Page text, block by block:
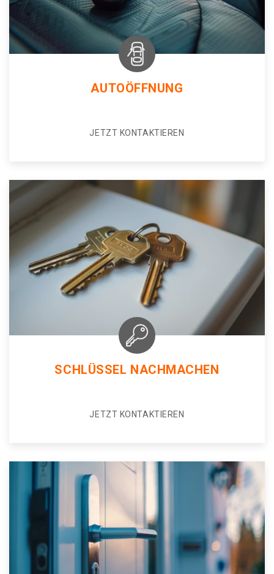
AUTOÖFFNUNG
JETZT KONTAKTIEREN
SCHLÜSSEL NACHMACHEN
JETZT KONTAKTIEREN